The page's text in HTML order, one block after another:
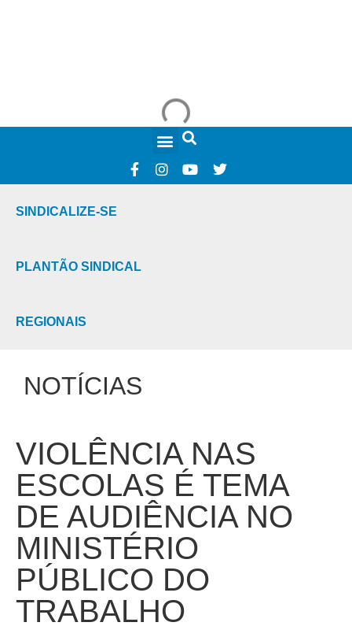
SINDICALIZE-SE
PLANTÃO SINDICAL
REGIONAIS
NOTÍCIAS
VIOLÊNCIA NAS
ESCOLAS É TEMA
DE AUDIÊNCIA NO
MINISTÉRIO
PÚBLICO DO
TRABALHO